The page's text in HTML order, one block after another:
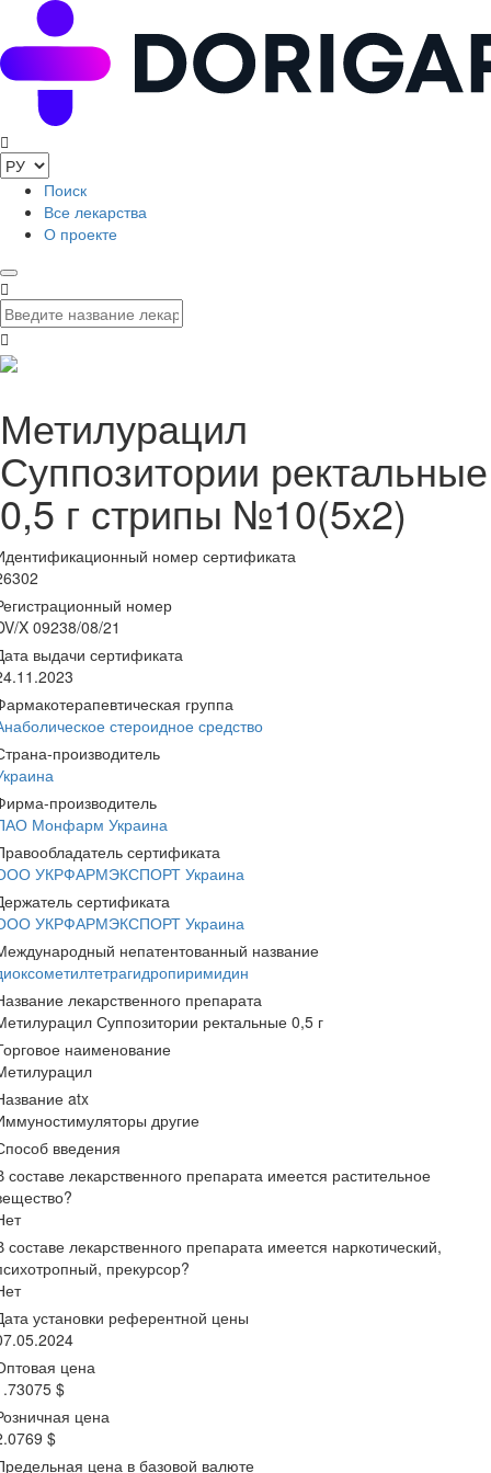
Поиск
Все лекарства
О проекте
Метилурацил
Суппозитории ректальные
0,5 г стрипы №10(5x2)
номер сертификата
номер
X 09238/08/21
выдачи сертификата
группа
стероидное средство
производитель
производитель
Монфарм Украина
сертификата
УКРФАРМЭКСПОРТ Украина
сертификата
УКРФАРМЭКСПОРТ Украина
непатентованный название
лекарственного препарата
Суппозитории ректальные 0,5 г
наименование
atx
другие
введения
составе лекарственного препарата имеется растительное
составе лекарственного препарата имеется наркотический,
прекурсор?
установки референтной цены
цена
$
цена
$
цена в базовой валюте